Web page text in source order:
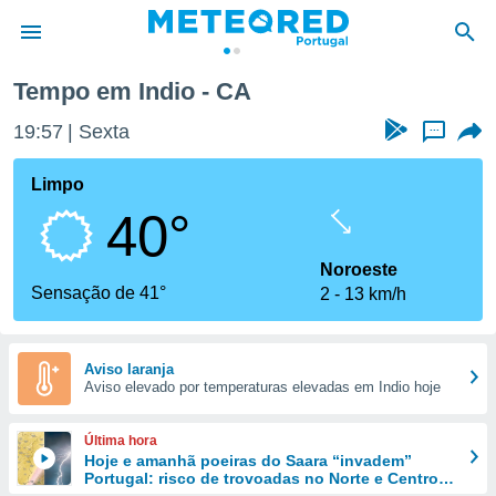
da
foi
fornecidas
a este
das
e
forma
digital
Tempo em Indio - CA
19:57 Sexta ...
Limpo
40°
Sensação de 41°
Noroeste
2
13 km/h
Aviso laranja
Aviso elevado por temperaturas elevadas em Indio hoje
Última hora
Hoje e amanhã poeiras do Saara “invadem”
Portugal: risco de trovoadas no Norte e Centro